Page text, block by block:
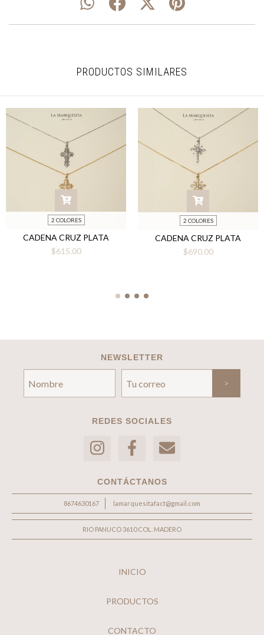
PRODUCTOS SIMILARES
2 COLORES
CADENA CRUZ PLATA
$615.00
2 COLORES
CADENA CRUZ PLATA
$690.00
NEWSLETTER
REDES SOCIALES
CONTÁCTANOS
8674630167 lamarquesitafact@gmail.com
RIO PANUCO 3610 COL. MADERO
INICIO
PRODUCTOS
CONTACTO